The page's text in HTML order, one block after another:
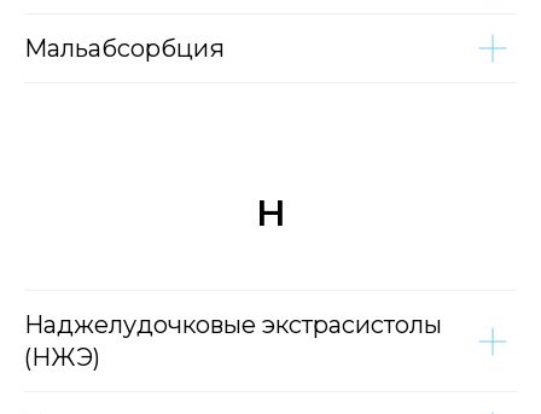
Мальабсорбция
Н
Наджелудочковые экстрасистолы
(НЖЭ)